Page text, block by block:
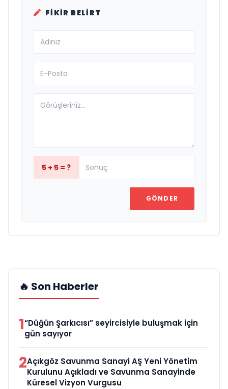
FIKIR BELIRT
5 + 5 = ?
GÖNDER
🔥 Son Haberler
1“Düğün Şarkıcısı” seyircisiyle buluşmak için
gün sayıyor
2Açıkgöz Savunma Sanayi AŞ Yeni Yönetim
Kurulunu Açıkladı ve Savunma Sanayinde
Küresel Vizyon Vurgusu